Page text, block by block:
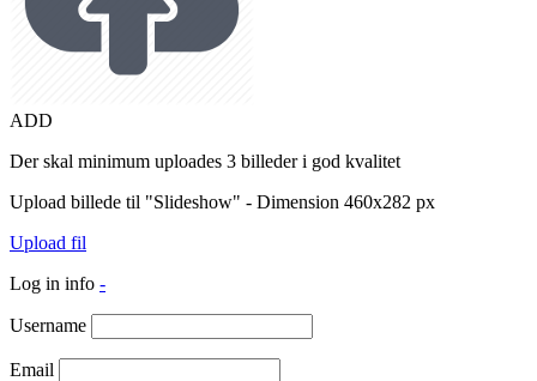
ADD
Der skal minimum uploades 3 billeder i god kvalitet
Upload billede til "Slideshow" - Dimension 460x282 px
Upload fil
Log in info -
Username
Email